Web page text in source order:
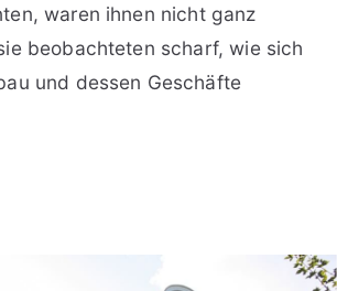
waren ihnen nicht ganz
beobachteten scharf, wie sich
und dessen Geschäfte